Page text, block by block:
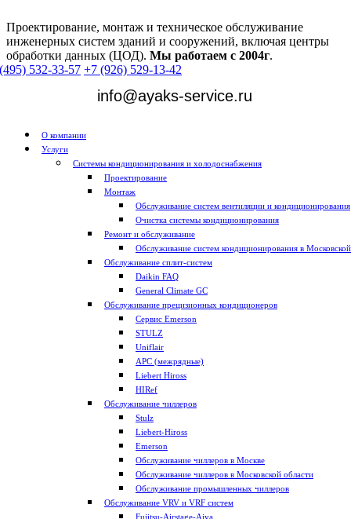
Проектирование, монтаж и техническое обслуживание
инженерных систем зданий и сооружений, включая центры
обработки данных (ЦОД). Мы работаем с 2004г.
532-33-57 +7 (926) 529-13-42
info@ayaks-service.ru
О компании
Услуги
Системы кондиционирования и холодоснабжения
Проектирование
Монтаж
Обслуживание систем вентиляции и кондиционирования
Очистка системы кондиционирования
Ремонт и обслуживание
Обслуживание систем кондиционирования в
Обслуживание сплит-систем
Daikin FAQ
General Climate GC
Обслуживание прецизионных кондиционеров
Сервис Emerson
STULZ
Uniflair
APC (межрядные)
Liebert Hiross
HIRef
Обслуживание чиллеров
Stulz
Liebert-Hiross
Emerson
Обслуживание чиллеров в Москве
Обслуживание чиллеров в Московской области
Обслуживание промышленных чиллеров
Обслуживание VRV и VRF систем
Fujitsu-Airstage-Ajya